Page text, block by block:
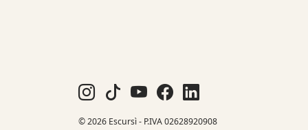
© 2026 Escursì - P.IVA 02628920908